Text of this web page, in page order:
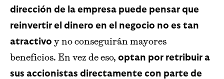
dirección de la empresa puede pensar que
reinvertir el dinero en el negocio no es tan
atractivo y no conseguirán mayores
beneficios. En vez de eso, optan por retribuir a
sus accionistas directamente con parte de